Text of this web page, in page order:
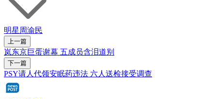
明星 周渝民
上一篇
岚东京巨蛋谢幕 五成员含泪道别
下一篇
PSY请人代领安眠药违法 六人送检接受调查